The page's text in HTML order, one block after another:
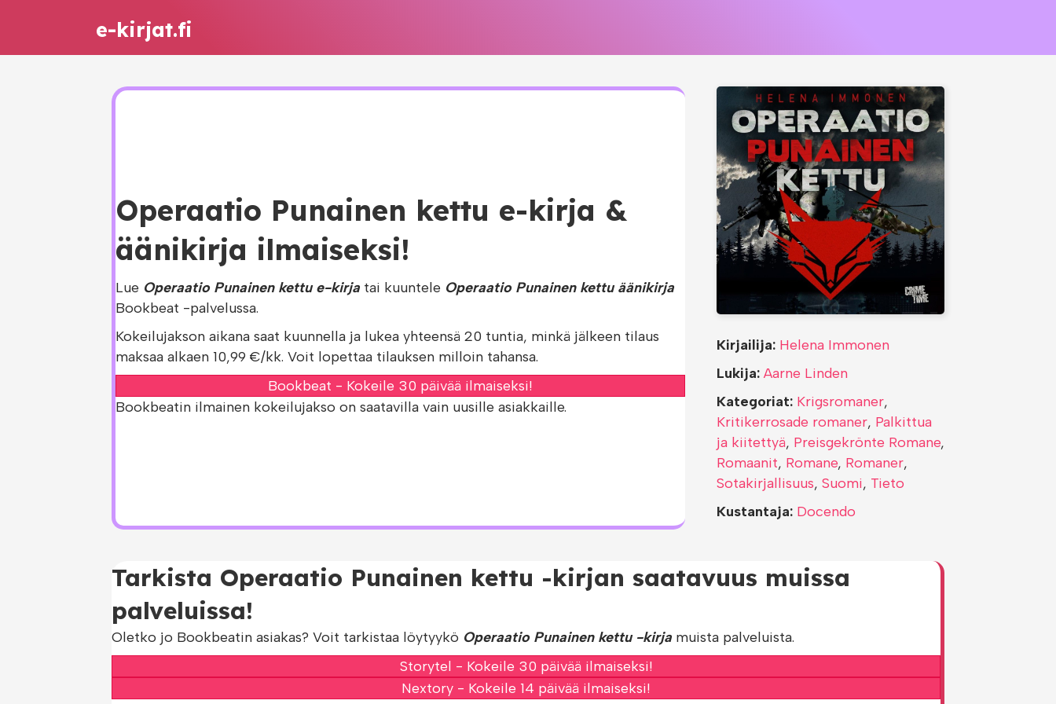
e-kirjat.fi
Operaatio Punainen kettu e-kirja &
äänikirja ilmaiseksi!
Lue Operaatio Punainen kettu e-kirja tai kuuntele Operaatio Punainen kettu äänikirja
Bookbeat -palvelussa.
Kokeilujakson aikana saat kuunnella ja lukea yhteensä 20 tuntia, minkä jälkeen tilaus
maksaa alkaen 10,99 €/kk. Voit lopettaa tilauksen milloin tahansa.
Bookbeat - Kokeile 30 päivää ilmaiseksi!
Bookbeatin ilmainen kokeilujakso on saatavilla vain uusille asiakkaille.
Kirjailija: Helena Immonen
Lukija: Aarne Linden
Kategoriat: Krigsromaner,
Kritikerrosade romaner, Palkittua
ja kiitettyä, Preisgekrönte Romane,
Romaanit, Romane, Romaner,
Sotakirjallisuus, Suomi, Tieto
Kustantaja: Docendo
Tarkista Operaatio Punainen kettu -kirjan saatavuus muissa
palveluissa!
Oletko jo Bookbeatin asiakas? Voit tarkistaa löytyykö Operaatio Punainen kettu -kirja muista palveluista.
Storytel - Kokeile 30 päivää ilmaiseksi!
Nextory - Kokeile 14 päivää ilmaiseksi!